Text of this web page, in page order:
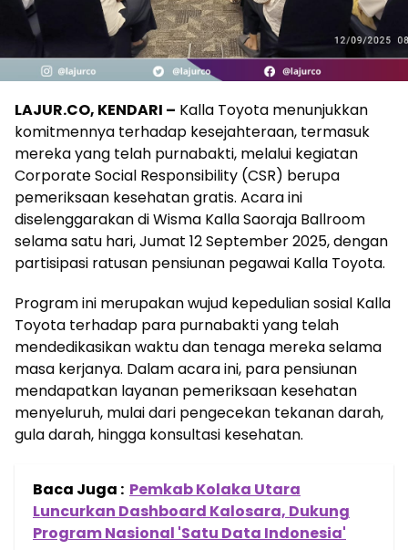
LAJUR.CO, KENDARI – Kalla Toyota menunjukkan
komitmennya terhadap kesejahteraan, termasuk
mereka yang telah purnabakti, melalui kegiatan
Corporate Social Responsibility (CSR) berupa
pemeriksaan kesehatan gratis. Acara ini
diselenggarakan di Wisma Kalla Saoraja Ballroom
selama satu hari, Jumat 12 September 2025, dengan
partisipasi ratusan pensiunan pegawai Kalla Toyota.
Program ini merupakan wujud kepedulian sosial Kalla
Toyota terhadap para purnabakti yang telah
mendedikasikan waktu dan tenaga mereka selama
masa kerjanya. Dalam acara ini, para pensiunan
mendapatkan layanan pemeriksaan kesehatan
menyeluruh, mulai dari pengecekan tekanan darah,
gula darah, hingga konsultasi kesehatan.
Baca Juga : Pemkab Kolaka Utara
Luncurkan Dashboard Kalosara, Dukung
Program Nasional 'Satu Data Indonesia'